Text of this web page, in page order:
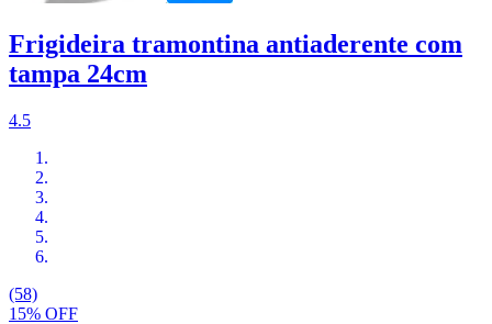
Frigideira tramontina antiaderente com
tampa 24cm
4.5
(58)
15% OFF